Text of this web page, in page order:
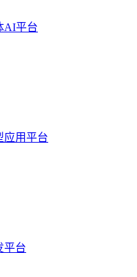
AI平台
应用平台
平台